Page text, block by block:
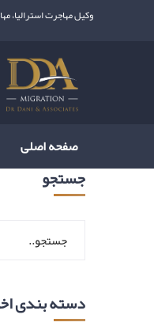
وکیل مهاجرت استرالیا،
صفحه اصلی
جستجو
دسته بندی